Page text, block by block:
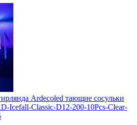
Ardecoled тающие сосульки
Icefall-Classic-D12-200-10Pcs-Clear-